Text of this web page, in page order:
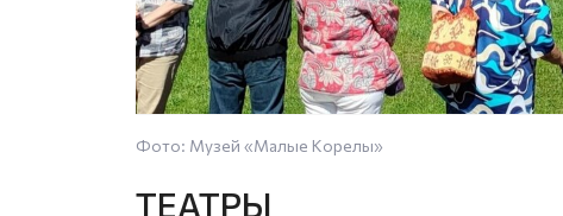
Фото: Музей «Малые Корелы»
ТЕАТРЫ